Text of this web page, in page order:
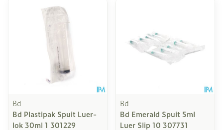
Bd
Bd Plastipak Spuit Luer-
lok 30ml 1 301229
Bd
Bd Emerald Spuit 5ml
Luer Slip 10 307731